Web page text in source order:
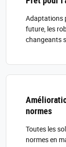
Adaptations
future, les
changeants
normes
Toutes les
normes en